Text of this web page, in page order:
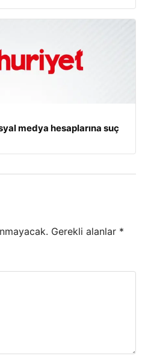
medya hesaplarına suç
Gerekli alanlar *